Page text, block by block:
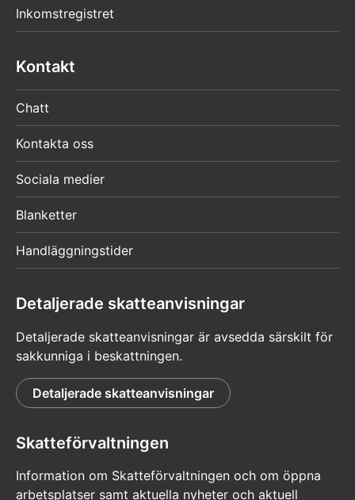
Inkomstregistret
Kontakt
Chatt
Kontakta oss
Sociala medier
Blanketter
Handläggningstider
Detaljerade skatteanvisningar
Detaljerade skatteanvisningar är avsedda särskilt för
sakkunniga i beskattningen.
Detaljerade skatteanvisningar
Skatteförvaltningen
Information om Skatteförvaltningen och om öppna
arbetsplatser samt aktuella nyheter och aktuell